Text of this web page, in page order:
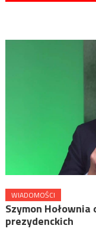
WIADOMOŚCI
Szymon
prezydenckich